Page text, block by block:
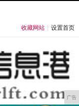
收藏网站 设置首页
广告